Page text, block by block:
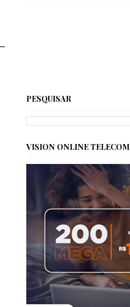
PESQUISAR
VISION ONLINE TELECOM